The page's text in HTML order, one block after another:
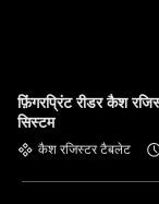
फ़िंगरप्रिंट रीडर कैश
सिस्टम
कैश रजिस्टर टैबलेट